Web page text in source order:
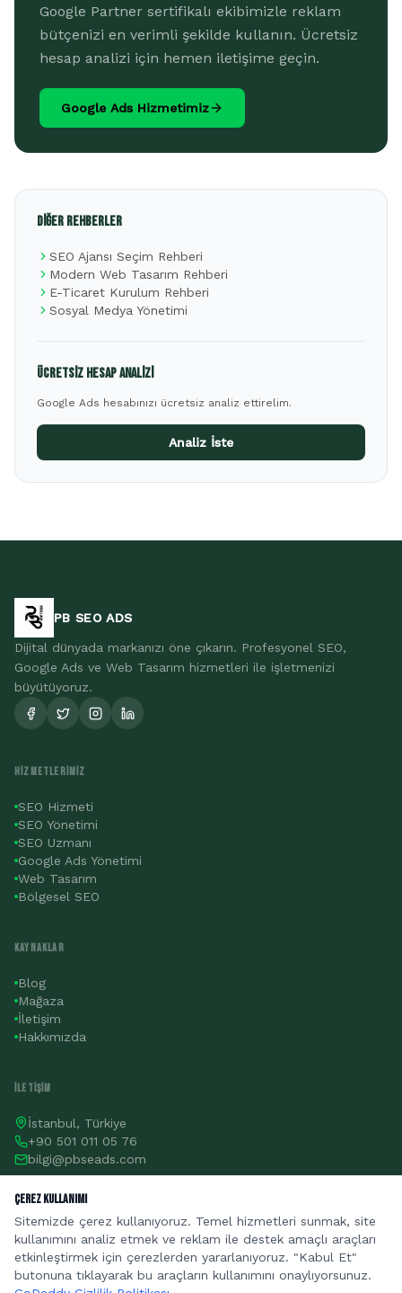
Google Partner sertifikalı ekibimizle reklam
bütçenizi en verimli şekilde kullanın. Ücretsiz
hesap analizi için hemen iletişime geçin.
Google Ads Hizmetimiz
Diğer Rehberler
SEO Ajansı Seçim Rehberi
Modern Web Tasarım Rehberi
E-Ticaret Kurulum Rehberi
Sosyal Medya Yönetimi
Ücretsiz Hesap Analizi
Google Ads hesabınızı ücretsiz analiz ettirelim.
Analiz İste
PB SEO ADS
Dijital dünyada markanızı öne çıkarın. Profesyonel SEO,
Google Ads ve Web Tasarım hizmetleri ile işletmenizi
büyütüyoruz.
HIZMETLERIMIZ
SEO Hizmeti
SEO Yönetimi
SEO Uzmanı
Google Ads Yönetimi
Web Tasarım
Bölgesel SEO
KAYNAKLAR
Blog
Mağaza
İletişim
Hakkımızda
İLETIŞIM
İstanbul, Türkiye
+90 501 011 05 76
bilgi@pbseads.com
Teklif Al
Çerez Kullanımı
Sitemizde çerez kullanıyoruz. Temel hizmetleri sunmak, site
kullanımını analiz etmek ve reklam ile destek amaçlı araçları
etkinleştirmek için çerezlerden yararlanıyoruz. "Kabul Et"
butonuna tıklayarak bu araçların kullanımını onaylıyorsunuz.